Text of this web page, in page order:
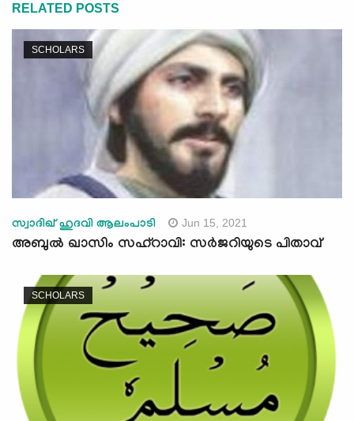
RELATED POSTS
SCHOLARS
സ്വാദിഖ് ഹുദവി ആലംപാടി Jun 15, 2021
അബുൽ ഖാസിം സഹ്റാവി: സർജറിയുടെ പിതാവ്
SCHOLARS